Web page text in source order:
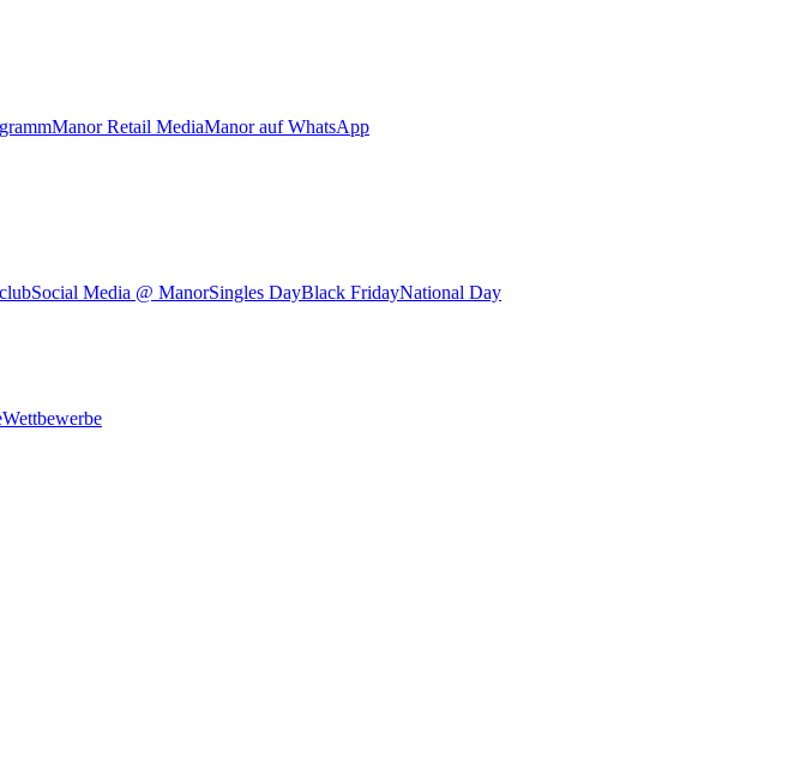
Manor Retail MediaManor auf WhatsApp
Social Media @ ManorSingles DayBlack FridayNational Day
Wettbewerbe